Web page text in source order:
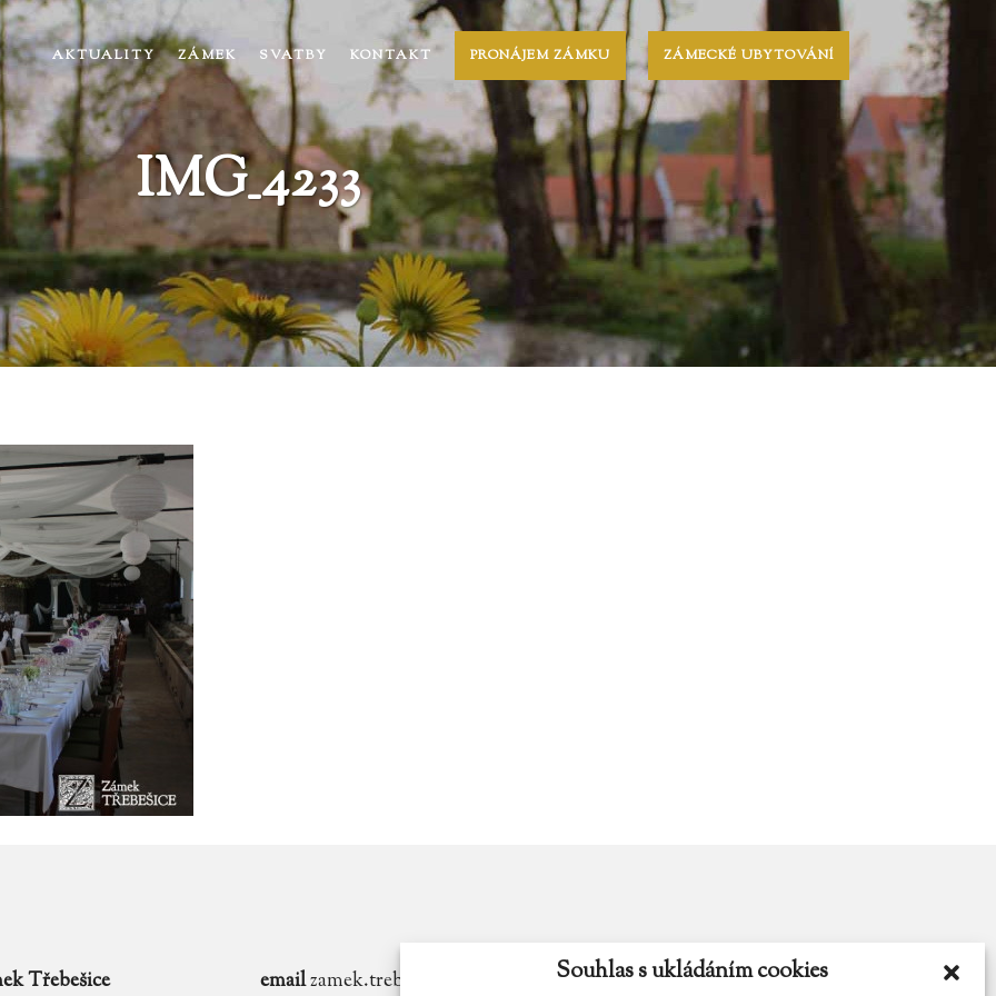
Souhlas s ukládáním cookies
AKTUALITY ZÁMEK SVATBY KONTAKT PRONÁJEM ZÁMKU ZÁMECKÉ UBYTOVÁNÍ
IMG_4233
Třebešice emailzamek.trebesice@volny.cz Najdete nás na Facebooku